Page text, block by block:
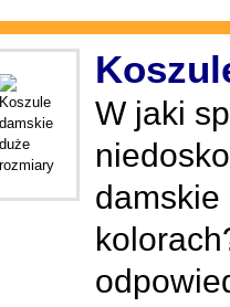
W jaki
damskie